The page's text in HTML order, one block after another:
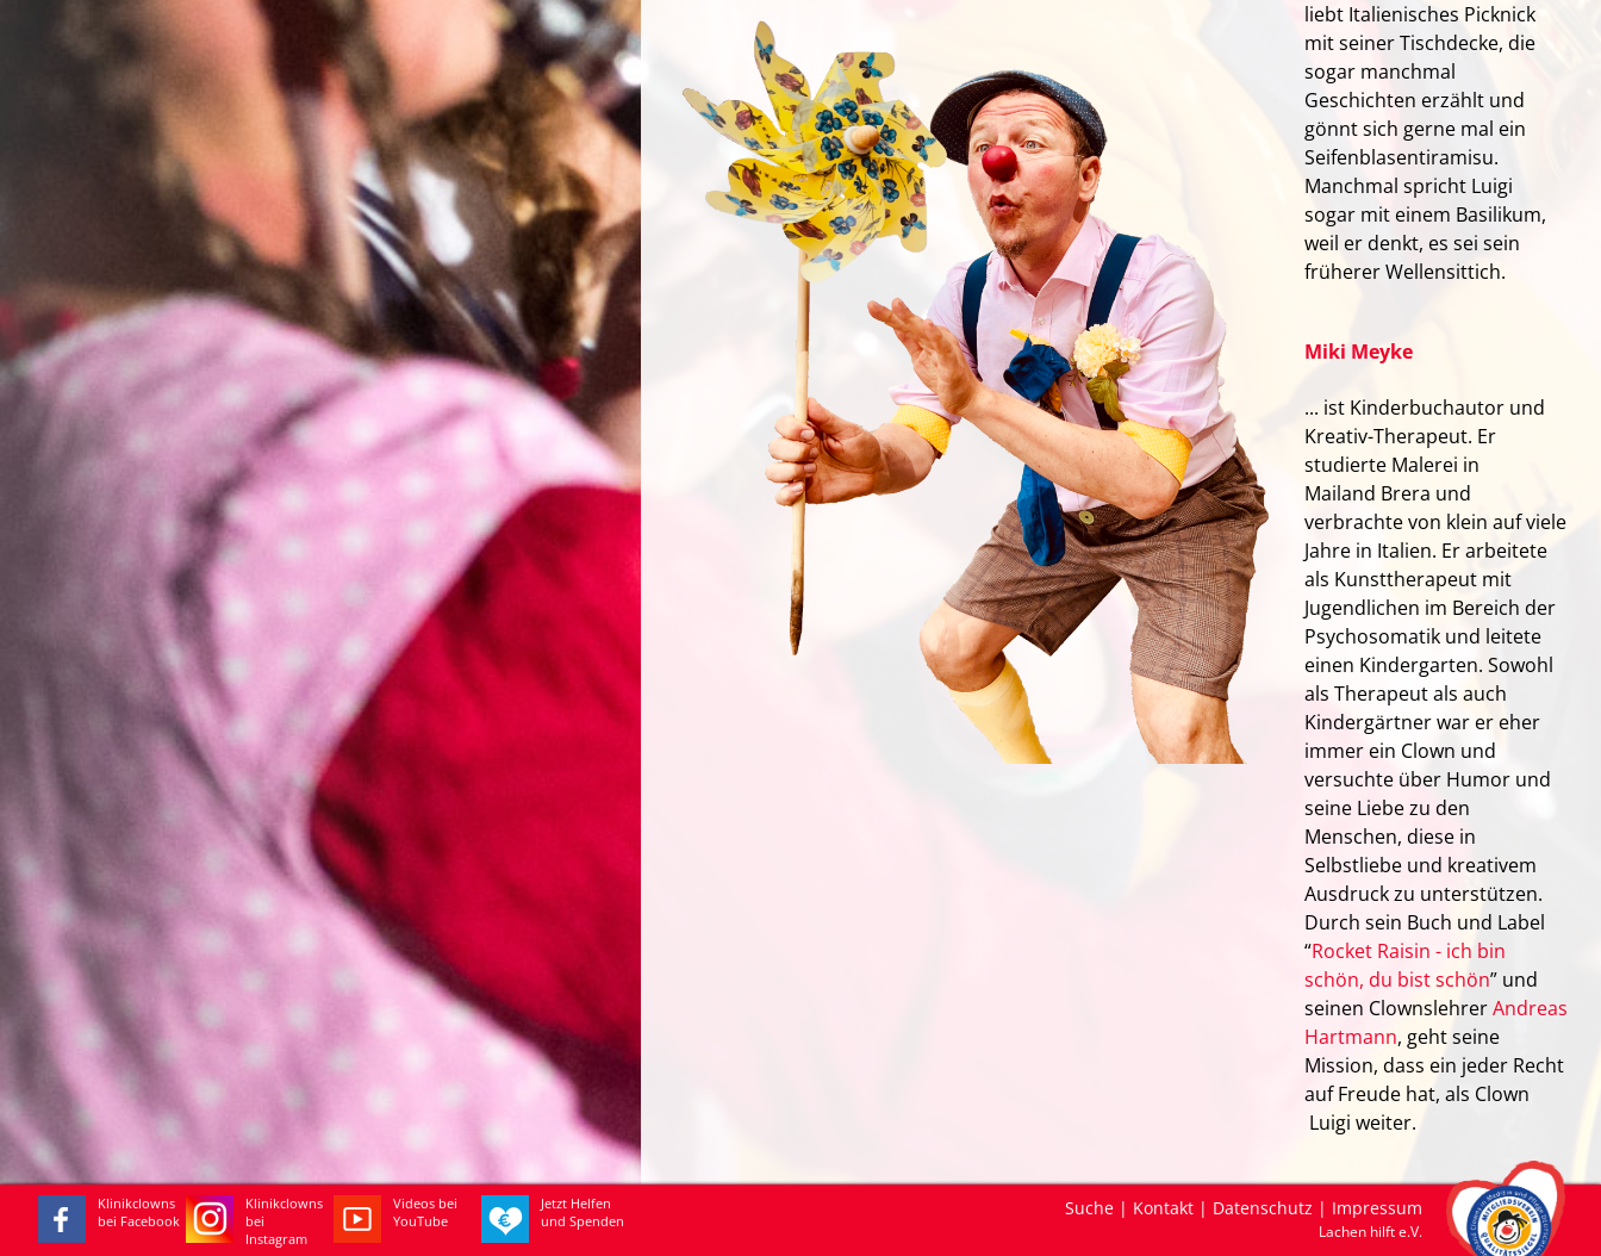
liebt Italienisches Picknick
mit seiner Tischdecke, die
sogar manchmal
Geschichten erzählt und
gönnt sich gerne mal ein
Seifenblasentiramisu.
Manchmal spricht Luigi
sogar mit einem Basilikum,
weil er denkt, es sei sein
früherer Wellensittich.
Miki Meyke
... ist Kinderbuchautor und
Kreativ-Therapeut. Er
studierte Malerei in
Mailand Brera und
verbrachte von klein auf viele
Jahre in Italien. Er arbeitete
als Kunsttherapeut mit
Jugendlichen im Bereich der
Psychosomatik und leitete
einen Kindergarten. Sowohl
als Therapeut als auch
Kindergärtner war er eher
immer ein Clown und
versuchte über Humor und
seine Liebe zu den
Menschen, diese in
Selbstliebe und kreativem
Ausdruck zu unterstützen.
Durch sein Buch und Label
“Rocket Raisin - ich bin
schön, du bist schön” und
seinen ClownslehrerAndreas
Hartmann, geht seine
Mission, dass ein jeder Recht
auf Freude hat, als Clown
Luigi weiter.
Klinikclowns
bei Facebook
Klinikclowns
bei
Instagram
Videos bei
YouTube
Jetzt Helfen
und Spenden
Suche | Kontakt | Datenschutz | Impressum
Lachen hilft e.V.